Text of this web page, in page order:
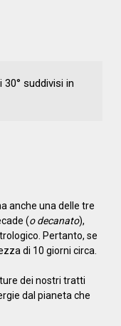
suddivisi in
anche una delle tre
(o decanato),
Pertanto, se
di 10 giorni circa.
dei nostri tratti
dal pianeta che